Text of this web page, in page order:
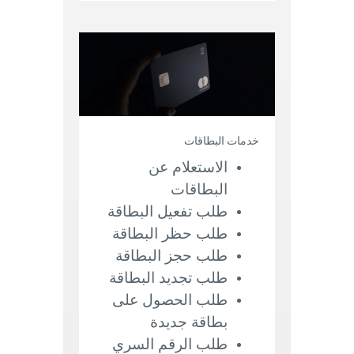
خدمات البطاقات
الاستعلام عن
البطاقات
طلب تفعيل البطاقة
طلب حظر البطاقة
طلب حجز البطاقة
طلب تجديد البطاقة
طلب الحصول على
بطاقة جديدة
طلب الرقم السري